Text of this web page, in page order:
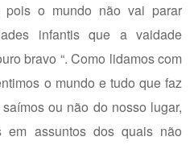
pois o mundo não vai parar
infantis que a vaidade
bravo “. Como lidamos com
o mundo e tudo que faz
ou não do nosso lugar,
em assuntos dos quais não